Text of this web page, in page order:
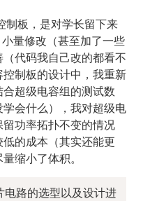
板，是对学长留下来
量修改（甚至加了一些
代码我自己改的都看不
制板的设计中，我重新
超级电容组的测试数
会什么），我对超级电
功率拓扑不变的情况
的成本（其实还能更
缩小了体积。
路的选型以及设计进